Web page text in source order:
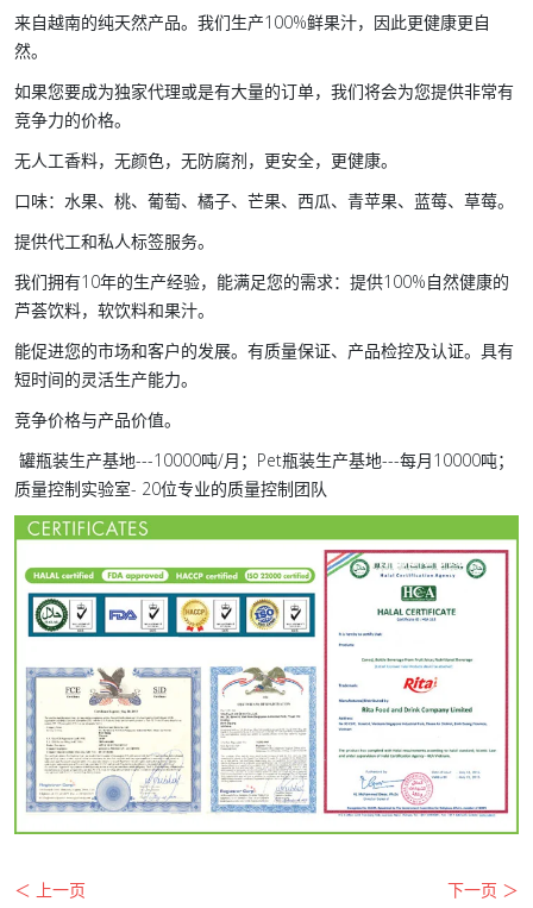
来自越南的纯天然产品。我们生产100%鲜果汁，因此更健康更自
然。
如果您要成为独家代理或是有大量的订单，我们将会为您提供非常有
竞争力的价格。
无人工香料，无颜色，无防腐剂，更安全，更健康。
口味：水果、桃、葡萄、橘子、芒果、西瓜、青苹果、蓝莓、草莓。
提供代工和私人标签服务。
我们拥有10年的生产经验，能满足您的需求：提供100%自然健康的
芦荟饮料，软饮料和果汁。
能促进您的市场和客户的发展。有质量保证、产品检控及认证。具有
短时间的灵活生产能力。
竞争价格与产品价值。
罐瓶装生产基地---10000吨/月；Pet瓶装生产基地---每月10000吨；
质量控制实验室- 20位专业的质量控制团队
＜ 上一页 下一页 ＞